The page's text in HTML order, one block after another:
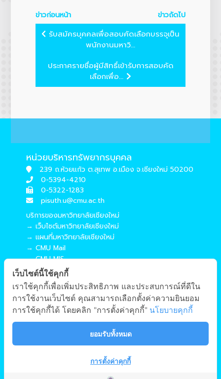
ข่าวก่อนหน้า
ข่าวถัดไป
รับสมัครบุคคลเพื่อสอบคัดเลือกบรรจุเป็น
พนักงานมหาวิ...
ประกาศรายชื่อผู้มีสิทธิ์เข้ารับการสอบคัด
เลือกเพื่อ...
หน่วยบริหารทรัพยากรบุคคล
239 ถ.ห้วยแก้ว ต.สุเทพ อ.เมือง จ.เชียงใหม่ 50200
0-5394-4210
0-5322-1283
pisuth.u@cmu.ac.th
บริการของมหาวิทยาลัยเชียงใหม่
→ เว็บไซต์มหาวิทยาลัยเชียงใหม่
→ แผนที่มหาวิทยาลัยเชียงใหม่
→ CMU Mail
→ CMU MIS
→ CMU SIS
→ CMU WiFi
บริการของคณะศึกษาศาสตร์
→ เว็บไซต์คณะศึกษาศาสตร์
→ ระบบจัดการเว็บไซต์
เว็บไซต์นี้ใช้คุกกี้
เราใช้คุกกี้เพื่อเพิ่มประสิทธิภาพ และประสบการณ์ที่ดีใน
การใช้งานเว็บไซต์ คุณสามารถเลือกตั้งค่าความยินยอม
การใช้คุกกี้ได้ โดยคลิก "การตั้งค่าคุกกี้" นโยบายคุกกี้
ยอมรับทั้งหมด
การตั้งค่าคุกกี้